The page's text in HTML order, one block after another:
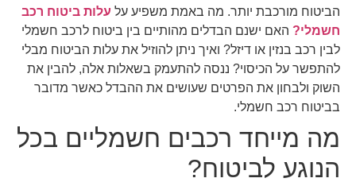
הביטוח מורכבת יותר. מה באמת משפיע על עלות ביטוח רכב
חשמלי?האם ישנם הבדלים מהותיים בין ביטוח לרכב חשמלי
לבין רכב בנזין או דיזל? ואיך ניתן להוזיל את עלות הביטוח מבלי
להתפשר על הכיסוי? ננסה להתעמק בשאלות אלה, להבין את
השוק ולבחון את הפרטים שעושים את ההבדל כאשר מדובר
בביטוח רכב חשמלי.
מה מייחד רכבים חשמליים בכל
הנוגע לביטוח?